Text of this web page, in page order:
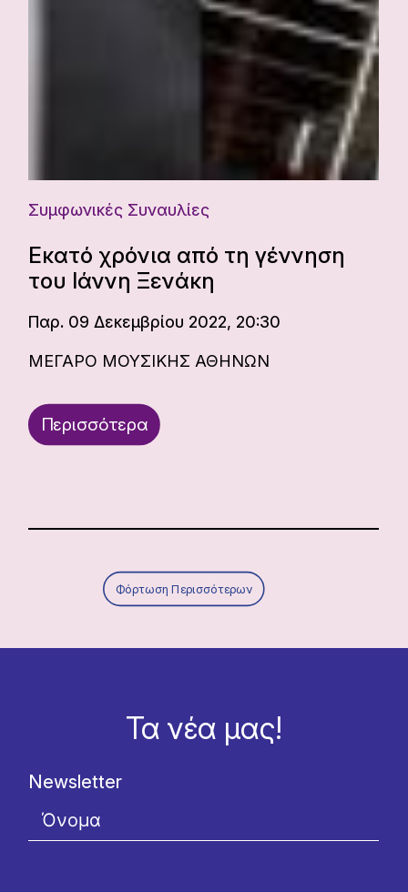
Συμφωνικές Συναυλίες
Εκατό χρόνια από τη γέννηση
του Ιάννη Ξενάκη
Παρ. 09 Δεκεμβρίου 2022, 20:30
ΜΕΓΑΡΟ ΜΟΥΣΙΚΗΣ ΑΘΗΝΩΝ
Περισσότερα
Φόρτωση Περισσότερων
Τα νέα μας!
Newsletter